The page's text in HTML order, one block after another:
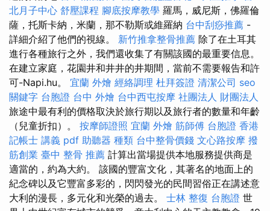
北月子中心 舒壓課程 腳底按摩教學 羅馬，威尼斯，佛羅倫
薩，托斯卡納，米蘭，那不勒斯或維羅納 台中刮痧推薦 -
詳細介紹了他們的視線。 新竹推拿整骨推薦 除了在土耳其
進行各種旅行之外，我們還收集了有關該國的最重要信息。
在建立家庭，花園井和井井的井期間，當前不需要報告和許
可-Napi.hu。 宜蘭 外燴 經絡調理 杜拜簽證 清潔公司 seo
關鍵字 台胞證 台中 外燴 台中西屯按摩 社團法人 財團法人
旅途中最有利的價格取決於旅行期以及旅行者的數量和年齡
（兒童折扣）。 按摩師證照 宜蘭 外燴 筋師傅 台胞證 香港
記帳士 講義 pdf 助聽器 種類 台中整骨價錢 文心路按摩 撥
筋創業 臺中 整骨 推薦 計算出當場提供本地服務提供商是
適當的，約為大約。 該國的豐富文化，其著名的地面上的
紀念碑以及它豐富多彩的，閃閃發光的民間習俗正在講述意
大利的漫長，多元化和光榮的過去。 士林 整復 台胞證 世